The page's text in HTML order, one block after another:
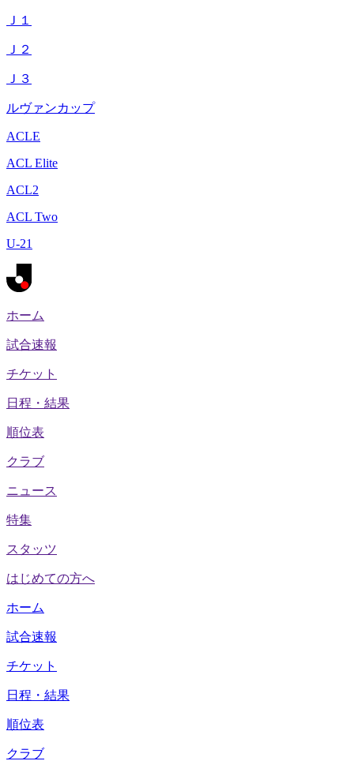
Ｊ１
Ｊ２
Ｊ３
ルヴァンカップ
ACLE
ACL Elite
ACL2
ACL Two
U-21
ホーム
試合速報
チケット
日程・結果
順位表
クラブ
ニュース
特集
スタッツ
はじめての方へ
ホーム
試合速報
チケット
日程・結果
順位表
クラブ